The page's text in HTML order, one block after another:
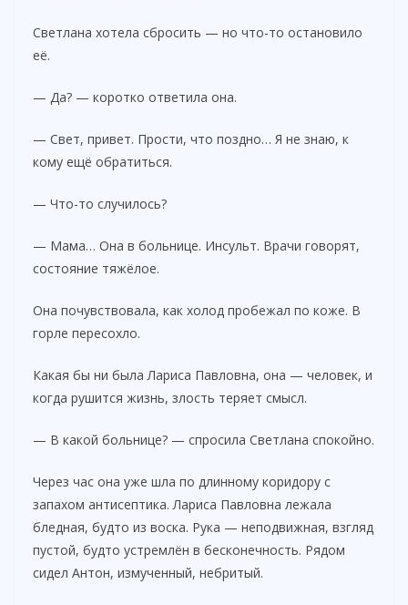
Светлана хотела сбросить — но что-то остановило
её.
— Да? — коротко ответила она.
— Свет, привет. Прости, что поздно… Я не знаю, к
кому ещё обратиться.
— Что-то случилось?
— Мама… Она в больнице. Инсульт. Врачи говорят,
состояние тяжёлое.
Она почувствовала, как холод пробежал по коже. В
горле пересохло.
Какая бы ни была Лариса Павловна, она — человек, и
когда рушится жизнь, злость теряет смысл.
— В какой больнице? — спросила Светлана спокойно.
Через час она уже шла по длинному коридору с
запахом антисептика. Лариса Павловна лежала
бледная, будто из воска. Рука — неподвижная, взгляд
пустой, будто устремлён в бесконечность. Рядом
сидел Антон, измученный, небритый.